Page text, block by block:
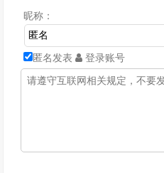
昵称：
匿名发表 登录账号